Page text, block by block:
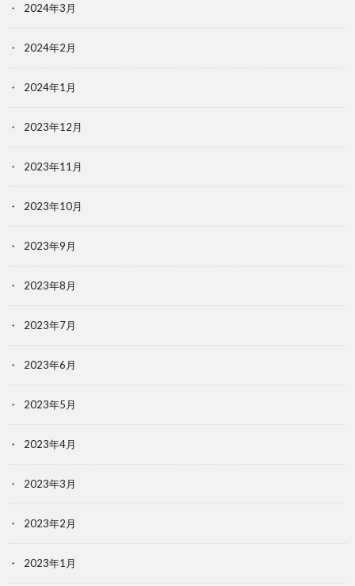
2024年3月
2024年2月
2024年1月
2023年12月
2023年11月
2023年10月
2023年9月
2023年8月
2023年7月
2023年6月
2023年5月
2023年4月
2023年3月
2023年2月
2023年1月